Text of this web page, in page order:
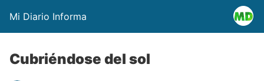
Mi Diario Informa
Cubriéndose del sol